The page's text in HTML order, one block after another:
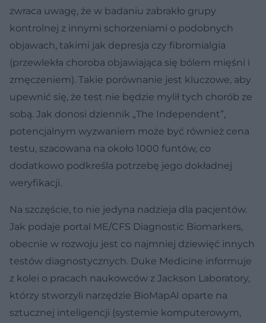
zwraca uwagę, że w badaniu zabrakło grupy
kontrolnej z innymi schorzeniami o podobnych
objawach, takimi jak depresja czy fibromialgia
(przewlekła choroba objawiająca się bólem mięśni i
zmęczeniem). Takie porównanie jest kluczowe, aby
upewnić się, że test nie będzie mylił tych chorób ze
sobą. Jak donosi dziennik „The Independent”,
potencjalnym wyzwaniem może być również cena
testu, szacowana na około 1000 funtów, co
dodatkowo podkreśla potrzebę jego dokładnej
weryfikacji.
Na szczęście, to nie jedyna nadzieja dla pacjentów.
Jak podaje portal ME/CFS Diagnostic Biomarkers,
obecnie w rozwoju jest co najmniej dziewięć innych
testów diagnostycznych. Duke Medicine informuje
z kolei o pracach naukowców z Jackson Laboratory,
którzy stworzyli narzędzie BioMapAI oparte na
sztucznej inteligencji (systemie komputerowym,